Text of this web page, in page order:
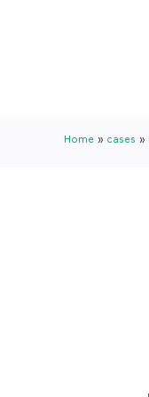
Home» cases »